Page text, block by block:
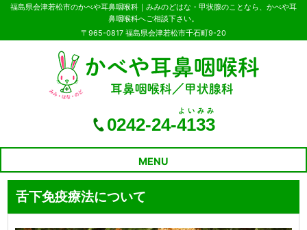
福島県会津若松市のかべや耳鼻咽喉科｜みみのどはな・甲状腺のことなら、かべや耳
鼻咽喉科へご相談下さい。
〒965-0817 福島県会津若松市千石町9-20
0242-24-4133
よいみみ
MENU
舌下免疫療法について